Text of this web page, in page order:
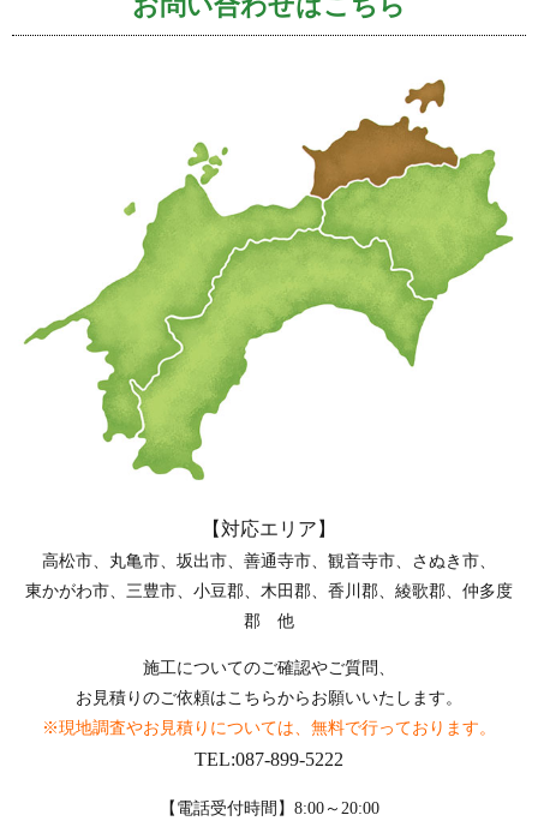
【対応エリア】
高松市、丸亀市、坂出市、善通寺市、観音寺市、さぬき市、
東かがわ市、三豊市、小豆郡、木田郡、香川郡、綾歌郡、仲多度
郡 他
施工についてのご確認やご質問、
お見積りのご依頼はこちらからお願いいたします。
※現地調査やお見積りについては、無料で行っております。
TEL:087-899-5222
【電話受付時間】8:00～20:00